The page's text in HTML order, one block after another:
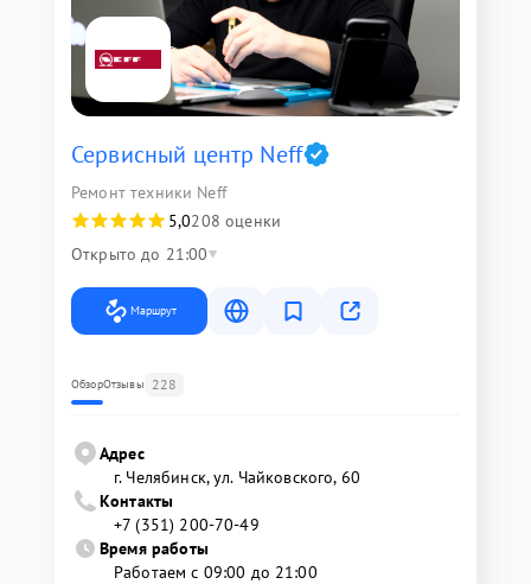
Сервисный центр Neff
Ремонт техники Neff
5,0208 оценки
Открыто до 21:00
Маршрут
ОбзорОтзывы 228
Адрес
г. Челябинск, ул. Чайковского, 60
Контакты
+7 (351) 200-70-49
Время работы
Работаем с 09:00 до 21:00